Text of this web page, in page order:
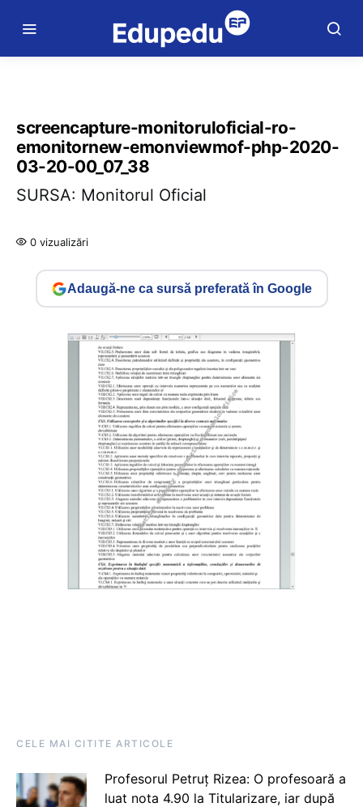
screencapture-monitoruloficial-ro-
emonitornew-emonviewmof-php-2020-
03-20-00_07_38
SURSA: Monitorul Oficial
0 vizualizări
Adaugă-ne ca sursă preferată în Google
CELE MAI CITITE ARTICOLE
Profesorul Petruț Rizea: O profesoară a
luat nota 4.90 la Titularizare, iar după